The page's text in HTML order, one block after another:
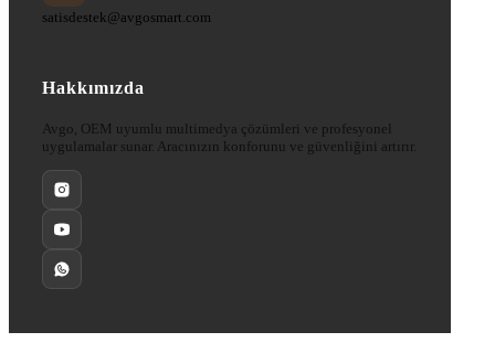
satisdestek@avgosmart.com
Hakkımızda
Avgo, OEM uyumlu multimedya çözümleri ve profesyonel
uygulamalar sunar. Aracınızın konforunu ve güvenliğini artırır.